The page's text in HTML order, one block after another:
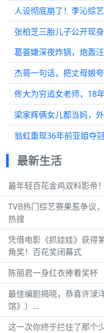
人设彻底崩了！李沁综
佟大为穷追女老师，18
最新生活
最年轻百花金鸡双料影帝
TVB热门综艺赛果惹争议
热搜
凭借电影《抓娃娃》获得
角奖！百花奖闭幕式
陈丽君一身红衣捧着奖杯
最佳编剧揭晓，恭喜许渌
馆》）…
这一次你终于拦住了那个